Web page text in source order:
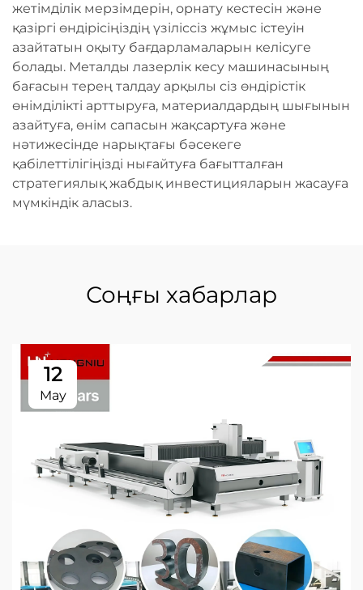
жетімділік мерзімдерін, орнату кестесін және
қазіргі өндірісіңіздің үзіліссіз жұмыс істеуін
азайтатын оқыту бағдарламаларын келісуге
болады. Металды лазерлік кесу машинасының
бағасын терең талдау арқылы сіз өндірістік
өнімділікті арттыруға, материалдардың шығынын
азайтуға, өнім сапасын жақсартуға және
нәтижесінде нарықтағы бәсекеге
қабілеттілігіңізді нығайтуға бағытталған
стратегиялық жабдық инвестицияларын жасауға
мүмкіндік аласыз.
Соңғы хабарлар
12
May